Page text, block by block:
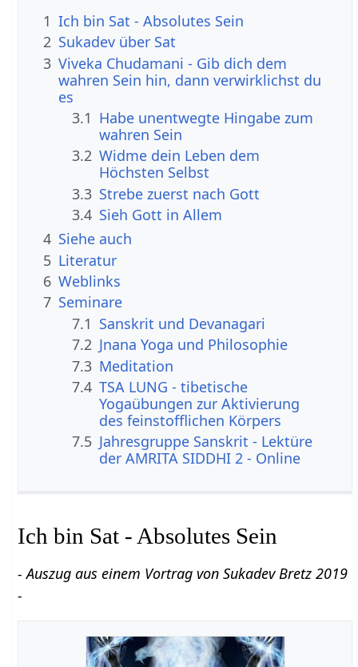
1 Ich bin Sat - Absolutes Sein
2 Sukadev über Sat
3 Viveka Chudamani - Gib dich dem
wahren Sein hin, dann verwirklichst du
es
3.1 Habe unentwegte Hingabe zum
wahren Sein
3.2 Widme dein Leben dem
Höchsten Selbst
3.3 Strebe zuerst nach Gott
3.4 Sieh Gott in Allem
4 Siehe auch
5 Literatur
6 Weblinks
7 Seminare
7.1 Sanskrit und Devanagari
7.2 Jnana Yoga und Philosophie
7.3 Meditation
7.4 TSA LUNG - tibetische
Yogaübungen zur Aktivierung
des feinstofflichen Körpers
7.5 Jahresgruppe Sanskrit - Lektüre
der AMRITA SIDDHI 2 - Online
Ich bin Sat - Absolutes Sein
- Auszug aus einem Vortrag von Sukadev Bretz 2019
-